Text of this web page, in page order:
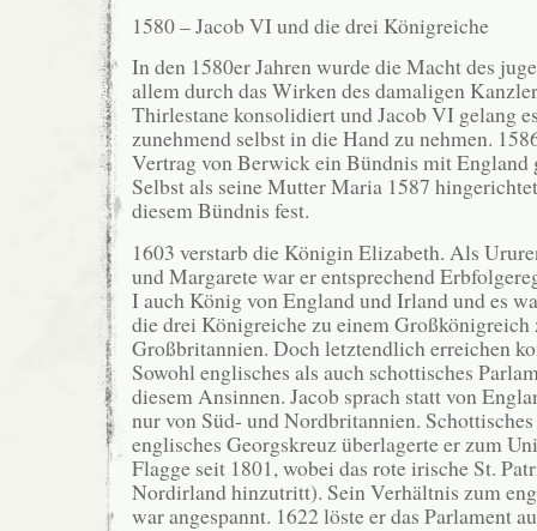
1580 – Jacob VI und die drei Königreiche
In den 1580er Jahren wurde die Macht des
allem durch das Wirken des damaligen
Thirlestane konsolidiert und Jacob VI gelang
zunehmend selbst in die Hand zu nehmen.
Vertrag von Berwick ein Bündnis mit England
Selbst als seine Mutter Maria 1587
diesem Bündnis fest.
1603 verstarb die Königin Elizabeth. Als
und Margarete war er entsprechend
I auch König von England und Irland und es
die drei Königreiche zu einem Großkönigreich
Großbritannien. Doch letztendlich erreichen
Sowohl englisches als auch schottisches
diesem Ansinnen. Jacob sprach statt von
nur von Süd- und Nordbritannien.
englisches Georgskreuz überlagerte er zum
Flagge seit 1801, wobei das rote irische St.
Nordirland hinzutritt). Sein Verhältnis zum
war angespannt. 1622 löste er das Parlament